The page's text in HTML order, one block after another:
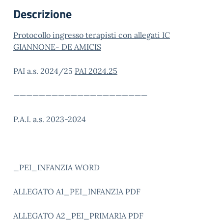
Descrizione
Protocollo ingresso terapisti con allegati IC
GIANNONE- DE AMICIS
PAI a.s. 2024/25 PAI 2024.25
—————————————————————
P.A.I. a.s. 2023-2024
_PEI_INFANZIA WORD
ALLEGATO A1_PEI_INFANZIA PDF
ALLEGATO A2_PEI_PRIMARIA PDF